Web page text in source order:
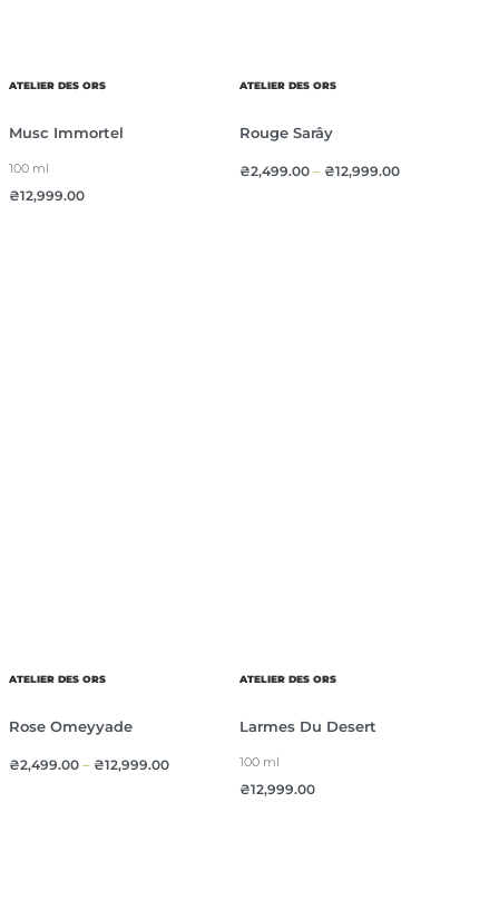
ATELIER DES ORS
Musc Immortel
100 ml
₴12,999.00
ATELIER DES ORS
Rouge Sarây
₴2,499.00 – ₴12,999.00
ATELIER DES ORS
Rose Omeyyade
₴2,499.00– ₴12,999.00
ATELIER DES ORS
Larmes Du Desert
100 ml
₴12,999.00